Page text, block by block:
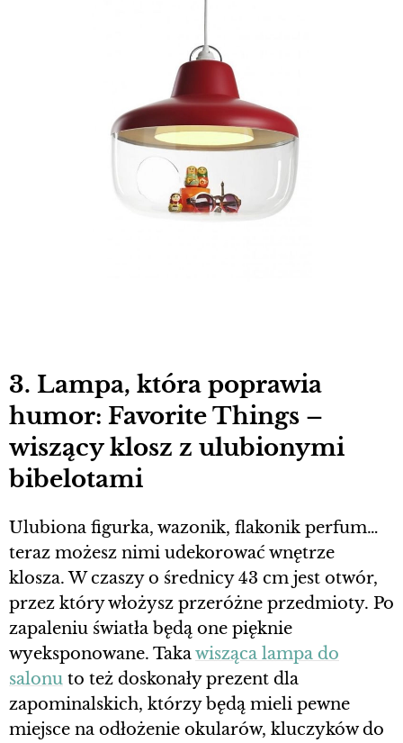
3. Lampa, która poprawia
humor: Favorite Things –
wiszący klosz z ulubionymi
bibelotami
Ulubiona figurka, wazonik, flakonik perfum…
teraz możesz nimi udekorować wnętrze
klosza. W czaszy o średnicy 43 cm jest otwór,
przez który włożysz przeróżne przedmioty. Po
zapaleniu światła będą one pięknie
wyeksponowane. Takawisząca lampa do
salonu to też doskonały prezent dla
zapominalskich, którzy będą mieli pewne
miejsce na odłożenie okularów, kluczyków do